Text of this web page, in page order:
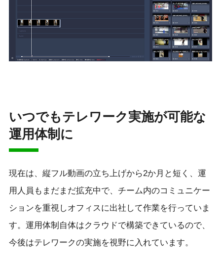
いつでもテレワーク実施が可能な
運用体制に
現在は、縦フル動画の立ち上げから2か月と短く、運
用人員もまだまだ拡充中で、チーム内のコミュニケー
ションを重視しオフィスに出社して作業を行っていま
す。運用体制自体はクラウドで構築できているので、
今後はテレワークの実施を視野に入れています。